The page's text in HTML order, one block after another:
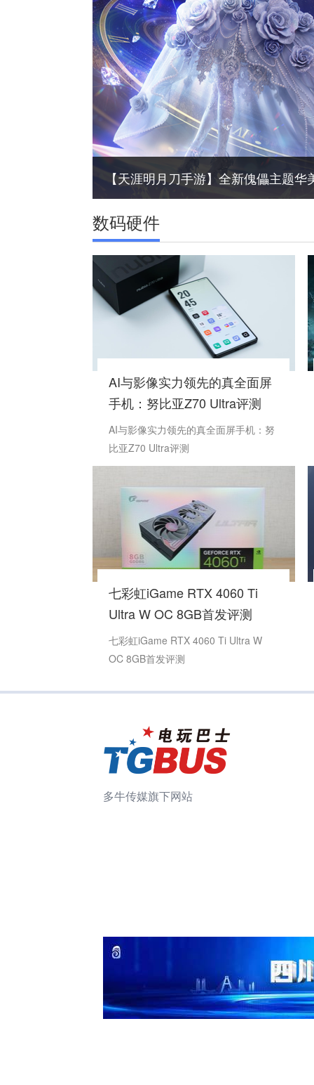
【天涯明月刀手游】全新傀儡主题
数码硬件
AI与影像实力领先的真全面屏
手机：努比亚Z70 Ultra评测
AI与影像实力领先的真全面屏手机：努
比亚Z70 Ultra评测
七彩虹iGame RTX 4060 Ti
Ultra W OC 8GB首发评测
七彩虹iGame RTX 4060 Ti Ultra W
OC 8GB首发评测
多牛传媒旗下网站